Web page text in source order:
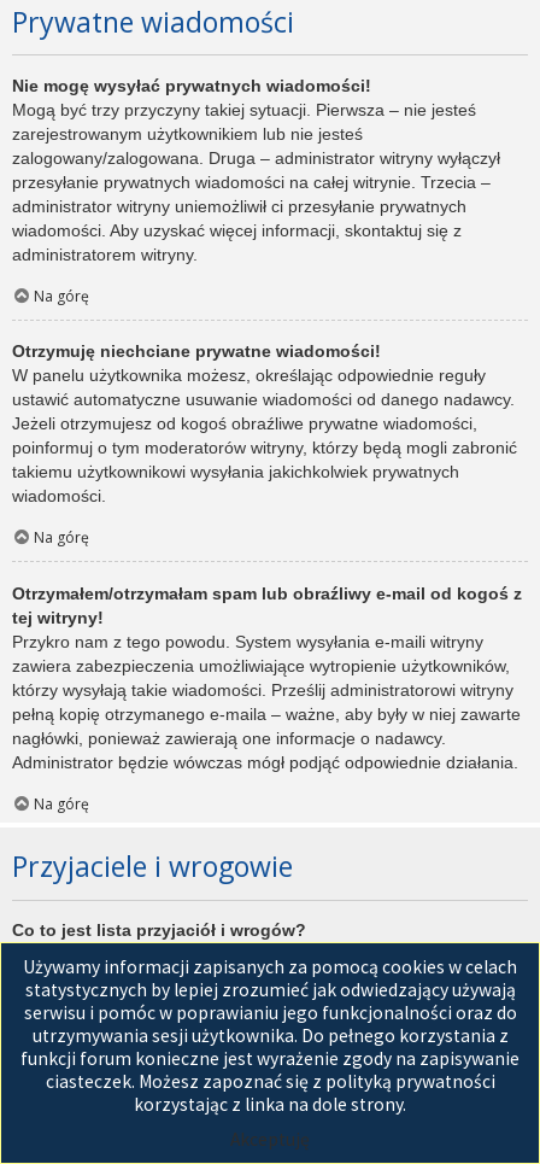
Prywatne wiadomości
Nie mogę wysyłać prywatnych wiadomości!
Mogą być trzy przyczyny takiej sytuacji. Pierwsza – nie jesteś
zarejestrowanym użytkownikiem lub nie jesteś
zalogowany/zalogowana. Druga – administrator witryny wyłączył
przesyłanie prywatnych wiadomości na całej witrynie. Trzecia –
administrator witryny uniemożliwił ci przesyłanie prywatnych
wiadomości. Aby uzyskać więcej informacji, skontaktuj się z
administratorem witryny.
Na górę
Otrzymuję niechciane prywatne wiadomości!
W panelu użytkownika możesz, określając odpowiednie reguły
ustawić automatyczne usuwanie wiadomości od danego nadawcy.
Jeżeli otrzymujesz od kogoś obraźliwe prywatne wiadomości,
poinformuj o tym moderatorów witryny, którzy będą mogli zabronić
takiemu użytkownikowi wysyłania jakichkolwiek prywatnych
wiadomości.
Na górę
Otrzymałem/otrzymałam spam lub obraźliwy e-mail od kogoś z
tej witryny!
Przykro nam z tego powodu. System wysyłania e-maili witryny
zawiera zabezpieczenia umożliwiające wytropienie użytkowników,
którzy wysyłają takie wiadomości. Prześlij administratorowi witryny
pełną kopię otrzymanego e-maila – ważne, aby były w niej zawarte
nagłówki, ponieważ zawierają one informacje o nadawcy.
Administrator będzie wówczas mógł podjąć odpowiednie działania.
Na górę
Przyjaciele i wrogowie
Co to jest lista przyjaciół i wrogów?
użytkowników witryny. Użytkownicy dodani do listy przyjaciół będą
wyświetleni na karciePrzyjacieleznajdującej się w panelu
zarządzania kontem. Z tego poziomu można szybko sprawdzić ich
status, a także wysłać prywatną wiadomość. Zależnie od
używanego stylu witryny, posty tych użytkowników mogą być
wyróżniane. Jeśli użytkownik zostanie dodany do listy wrogów,
Używamy informacji zapisanych za pomocą cookies w celach
statystycznych by lepiej zrozumieć jak odwiedzający używają
serwisu i pomóc w poprawianiu jego funkcjonalności oraz do
utrzymywania sesji użytkownika. Do pełnego korzystania z
funkcji forum konieczne jest wyrażenie zgody na zapisywanie
ciasteczek. Możesz zapoznać się z polityką prywatności
korzystając z linka na dole strony.
Akceptuję